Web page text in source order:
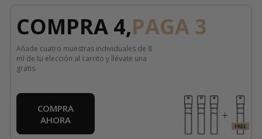
COMPRA 4,PAGA 3
Añade cuatro muestras individuales de 8
ml de tu elección al carrito y llévate una
gratis.
COMPRA
AHORA